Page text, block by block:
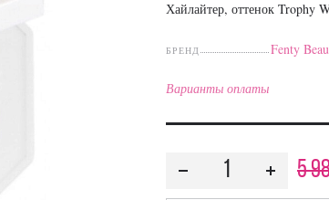
Хайлайтер, оттенок Trophy
БРЕНД Fenty
Варианты оплаты
5